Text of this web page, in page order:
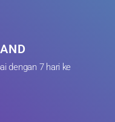
dengan 7 hari ke